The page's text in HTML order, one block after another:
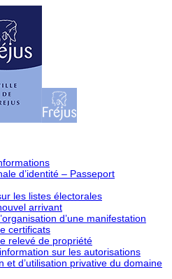
d’identité – Passeport
les listes électorales
arrivant
d’une manifestation
certificats
relevé de propriété
sur les autorisations
et d’utilisation privative du domaine